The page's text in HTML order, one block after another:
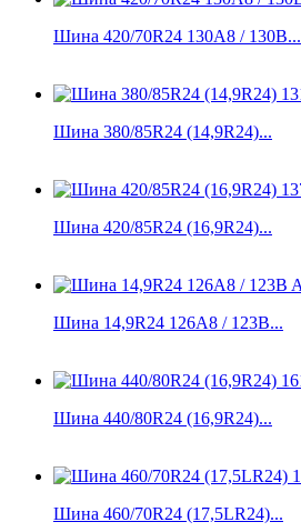
Шина 420/70R24 130A8 / 130B...
Шина 380/85R24 (14,9R24)...
Шина 420/85R24 (16,9R24)...
Шина 14,9R24 126A8 / 123B...
Шина 440/80R24 (16,9R24)...
Шина 460/70R24 (17,5LR24)...